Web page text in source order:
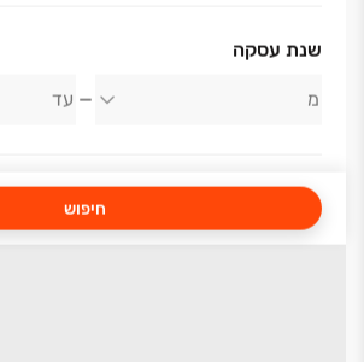
שנת עסקה
חיפוש